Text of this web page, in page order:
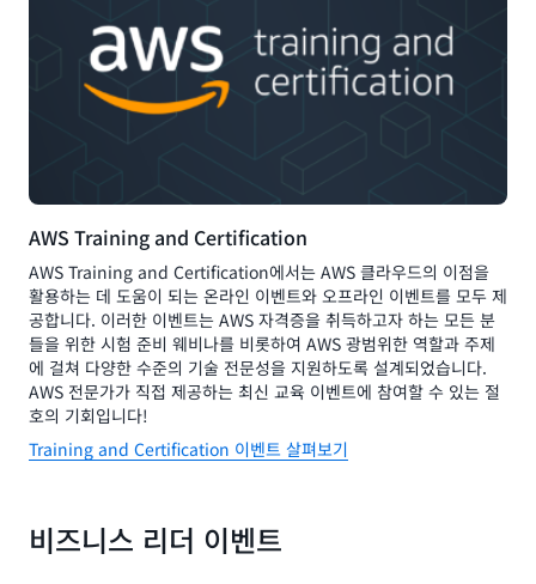
AWS Training and Certification
AWS Training and Certification에서는 AWS 클라우드의 이점을
활용하는 데 도움이 되는 온라인 이벤트와 오프라인 이벤트를 모두 제
공합니다. 이러한 이벤트는 AWS 자격증을 취득하고자 하는 모든 분
들을 위한 시험 준비 웨비나를 비롯하여 AWS 광범위한 역할과 주제
에 걸쳐 다양한 수준의 기술 전문성을 지원하도록 설계되었습니다.
AWS 전문가가 직접 제공하는 최신 교육 이벤트에 참여할 수 있는 절
호의 기회입니다!
Training and Certification 이벤트 살펴보기
비즈니스 리더 이벤트